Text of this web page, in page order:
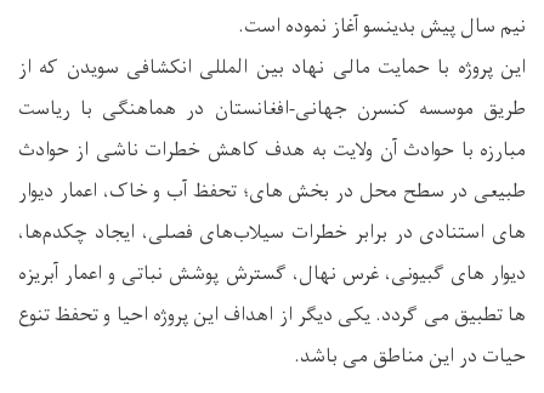
نیم سال پیش بدینسو آغاز نموده است.
این پروژه با حمایت مالی نهاد بین المللی انکشافی سویدن که از
طریق موسسه کنسرن جهانی-افغانستان در هماهنگی با ریاست
مبارزه با حوادث آن ولایت به هدف کاهش خطرات ناشی از حوادث
طبیعی در سطح محل در بخش های؛ تحفظ آب و خاک، اعمار دیوار
های استنادی در برابر خطرات سیلاب‌های فصلی، ایجاد چکدم‌ها،
دیوار های گبیونی، غرس نهال، گسترش پوشش نباتی و اعمار آبریزه
ها تطبیق می گردد. یکی دیگر از اهداف این پروژه احیا و تحفظ تنوع
حیات در این مناطق می باشد.